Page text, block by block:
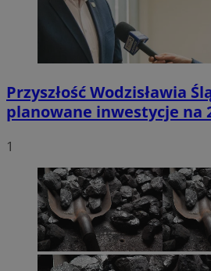
Przyszłość Wodzisławia
planowane inwestycje na
1